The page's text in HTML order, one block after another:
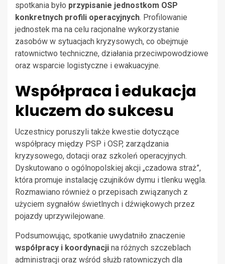
spotkania było przypisanie jednostkom OSP
konkretnych profili operacyjnych. Profilowanie
jednostek ma na celu racjonalne wykorzystanie
zasobów w sytuacjach kryzysowych, co obejmuje
ratownictwo techniczne, działania przeciwpowodziowe
oraz wsparcie logistyczne i ewakuacyjne.
Współpraca i edukacja
kluczem do sukcesu
Uczestnicy poruszyli także kwestie dotyczące
współpracy między PSP i OSP, zarządzania
kryzysowego, dotacji oraz szkoleń operacyjnych.
Dyskutowano o ogólnopolskiej akcji „czadowa straż”,
która promuje instalację czujników dymu i tlenku węgla.
Rozmawiano również o przepisach związanych z
użyciem sygnałów świetlnych i dźwiękowych przez
pojazdy uprzywilejowane.
Podsumowując, spotkanie uwydatniło znaczenie
współpracy i koordynacji na różnych szczeblach
administracji oraz wśród służb ratowniczych dla